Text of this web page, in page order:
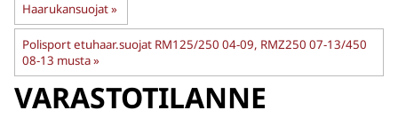
Haarukansuojat‪»
Polisport etuhaar.suojat RM125/250 04-09, RMZ250 07-13/450
08-13 musta‪»
VARASTOTILANNE